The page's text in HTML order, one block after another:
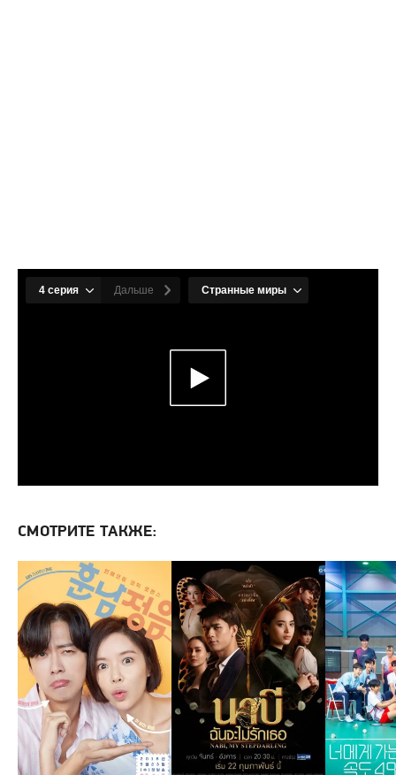
СМОТРИТЕ ТАКЖЕ: